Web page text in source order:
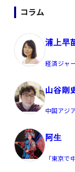
コラム
浦上早
経済ジャ
山谷剛
中国アジ
阿生
「東京で